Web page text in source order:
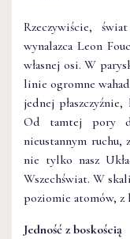
Rzeczywiście,
wynalazca Leon
własnej osi. W
linie ogromne
jednej
Od tamtej pory
nieustannym ruchu,
nie tylko nasz
Wszechświat. W
poziomie atomów, z
Jedność z boskością